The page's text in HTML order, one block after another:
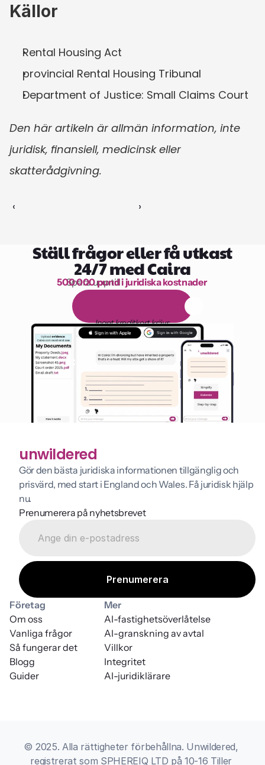
Källor
Rental Housing Act
provincial Rental Housing Tribunal
Department of Justice: Small Claims Court
Den här artikeln är allmän information, inte
juridisk, finansiell, medicinsk eller
skatterådgivning.
‹ ›
Ställ frågor eller få utkast
24/7 med Caira
1 000 timmars läsning
Spara upp till
500 000 pund i juridiska kostnader
a
Inget kreditkort krävs
unwildered
Gör den bästa juridiska informationen tillgänglig och
prisvärd, med start i England och Wales. Få juridisk hjälp
nu.
Prenumerera på nyhetsbrevet
Företag
Om oss
Vanliga frågor
Så fungerar det
Blogg
Guider
Mer
Villkor
AI-granskning av avtal
AI-juridiklärare
Integritet
AI-fastighetsöverlåtelse
© 2025. Alla rättigheter förbehållna. Unwildered,
registrerat som SPHEREIQ LTD på 10-16 Tiller